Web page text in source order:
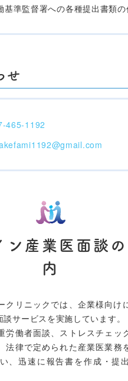
基準監督署への各種提出書類の
せ
465-1192
ン産業医面談
内
クリニックでは、企業様向け
談サービス を実施しています。
労働者面談、ストレスチェッ
法律で定められた産業医業務
、迅速に報告書を作成・提